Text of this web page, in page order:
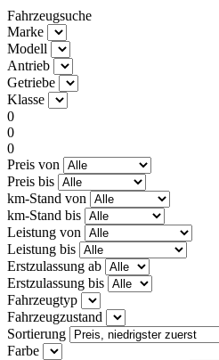
Fahrzeugsuche
Marke
Modell
Antrieb
Getriebe
Klasse
0
0
0
Preis von
Preis bis
km-Stand von
km-Stand bis
Leistung von
Leistung bis
Erstzulassung ab
Erstzulassung bis
Fahrzeugtyp
Fahrzeugzustand
Sortierung
Farbe